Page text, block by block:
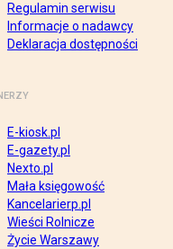
Regulamin serwisu
Informacje o nadawcy
Deklaracja dostępności
E-kiosk.pl
E-gazety.pl
Nexto.pl
Mała księgowość
Kancelarierp.pl
Wieści Rolnicze
Życie Warszawy